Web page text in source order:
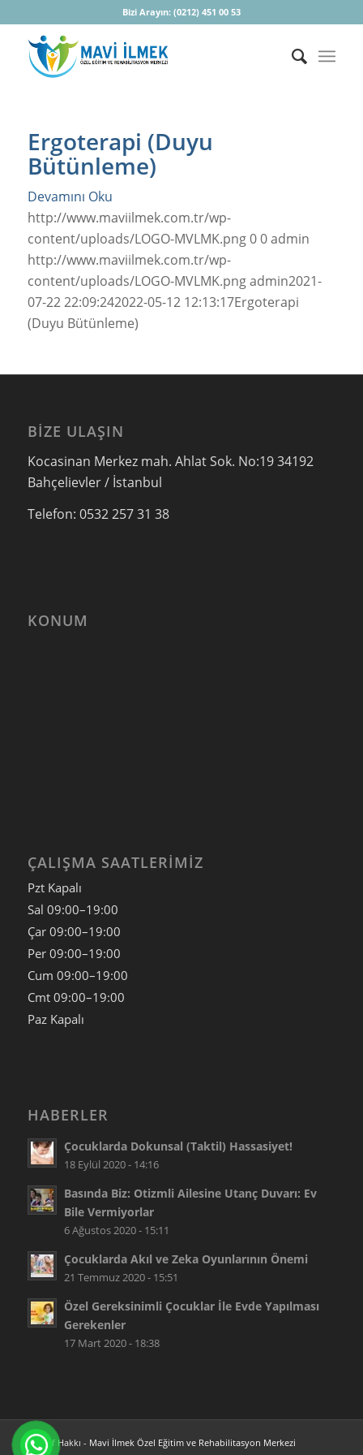
Bizi Arayın: (0212) 451 00 53
Ergoterapi (Duyu
Bütünleme)
Devamını Oku
http://www.maviilmek.com.tr/wp-
content/uploads/LOGO-MVLMK.png 0 0 admin
http://www.maviilmek.com.tr/wp-
content/uploads/LOGO-MVLMK.png admin2021-
07-22 22:09:242022-05-12 12:13:17Ergoterapi
(Duyu Bütünleme)
BIZE ULAŞIN
Kocasinan Merkez mah. Ahlat Sok. No:19 34192
Bahçelievler / İstanbul
Telefon: 0532 257 31 38
KONUM
ÇALIŞMA SAATLERIMIZ
Pzt Kapalı
Sal 09:00–19:00
Çar 09:00–19:00
Per 09:00–19:00
Cum 09:00–19:00
Cmt 09:00–19:00
Paz Kapalı
HABERLER
Çocuklarda Dokunsal (Taktil) Hassasiyet!
18 Eylül 2020 - 14:16
Basında Biz: Otizmli Ailesine Utanç Duvarı: Ev
Bile Vermiyorlar
6 Ağustos 2020 - 15:11
Çocuklarda Akıl ve Zeka Oyunlarının Önemi
21 Temmuz 2020 - 15:51
Özel Gereksinimli Çocuklar İle Evde Yapılması
Gerekenler
17 Mart 2020 - 18:38
© Telif Hakkı - Mavi İlmek Özel Eğitim ve Rehabilitasyon Merkezi